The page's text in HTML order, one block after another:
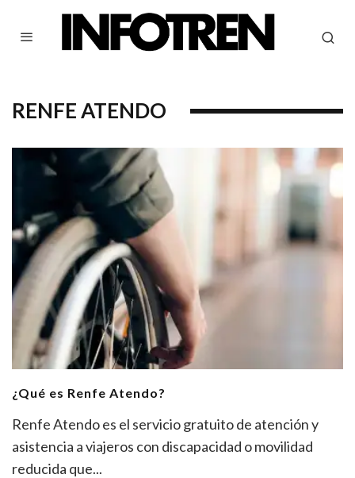
RENFE ATENDO
¿Qué es Renfe Atendo?
Renfe Atendo es el servicio gratuito de atención y
asistencia a viajeros con discapacidad o movilidad
reducida que...